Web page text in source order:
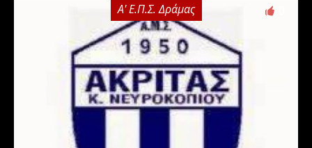
Α' Ε.Π.Σ. Δράμας